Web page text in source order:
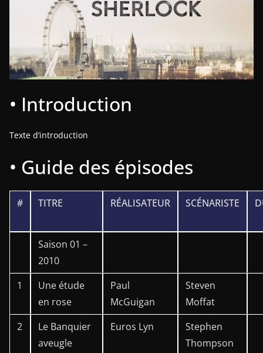
• Introduction
Texte d’introduction
• Guide des épisodes
# TITRE RÉALISATEUR SCÉNARISTE
Saison 01 –
2010
1
Une étude
en rose
Paul
McGuigan
Steven
Moffat
2
Le Banquier
aveugle
Euros Lyn
Stephen
Thompson